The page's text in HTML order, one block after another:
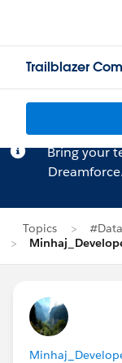
Trailblazer
Bring your
Dreamforce.
Topics